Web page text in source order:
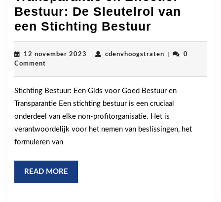
Bestuur: De Sleutelrol van
een Stichting Bestuur
en
Effectief
De
Sleutelrol
van
een
12 november 2023 12
cdenvhoogstraten
0
Comment
Stichting Bestuur: Een Gids voor Goed Bestuur en
Transparantie Een stichting bestuur is een cruciaal
onderdeel van elke non-profitorganisatie. Het is
verantwoordelijk voor het nemen van beslissingen, het
formuleren van
READ MORE
MORE